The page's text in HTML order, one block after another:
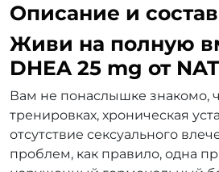
Описание и состав
Живи на полную
DHEA 25 mg от
Вам не понаслышке знакомо,
тренировках, хроническая
отсутствие сексуального
проблем, как правило, одна